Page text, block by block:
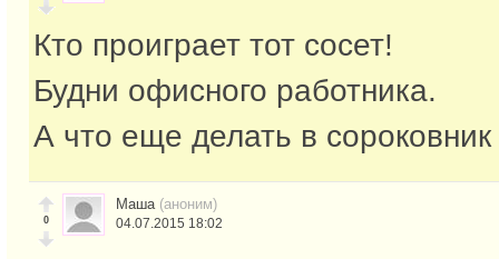
Кто проиграет тот сосет!
Будни офисного работника.
А что еще делать в
0
Маша (аноним)
04.07.2015 18:02